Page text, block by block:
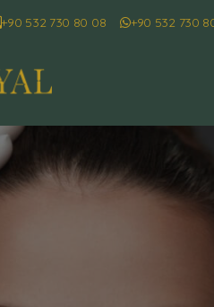
+90 532 730 80 08 +90 532 730